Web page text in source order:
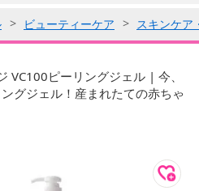
ビューティーケア スキンケア
VC100ピーリングジェル | 今、
グジェル！産まれたての赤ちゃ